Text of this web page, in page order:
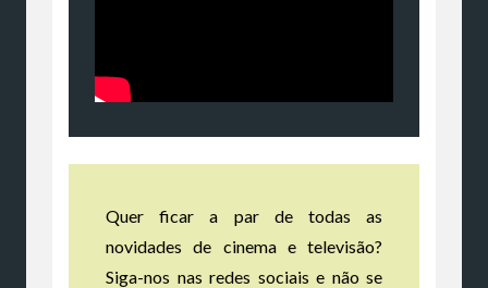
Quer ficar a par de todas as
novidades de cinema e televisão?
Siga-nos nas redes sociais e não se